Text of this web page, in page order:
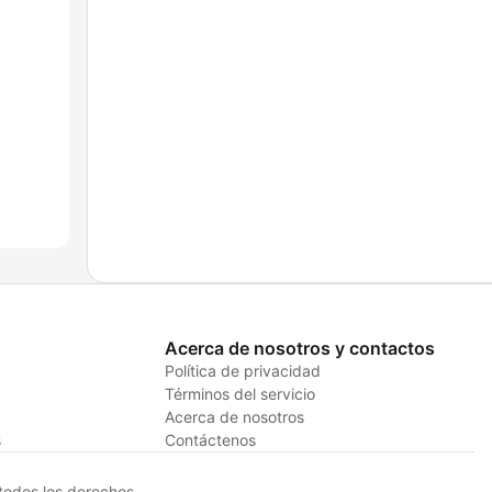
Acerca de nosotros y contactos
Política de privacidad
Términos del servicio
Acerca de nosotros
Contáctenos